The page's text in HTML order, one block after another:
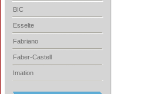
BIC
Esselte
Fabriano
Faber-Castell
Imation